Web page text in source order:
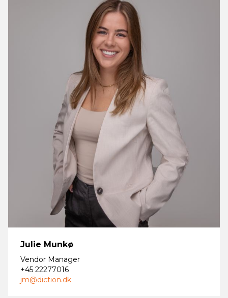
Julie Munkø
Vendor Manager
+45 22277016
jm@diction.dk